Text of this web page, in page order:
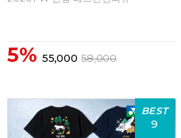
5% 55,000 58,000
BEST
9